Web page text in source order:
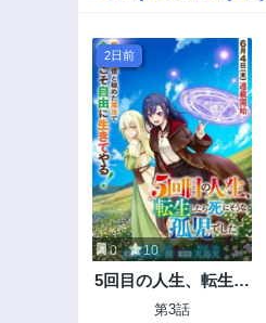
2日前
0 10
5回目の人生、転生し
たら死にそうな孤児
第3話